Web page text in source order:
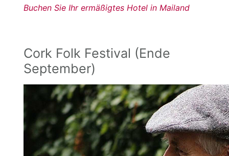
Buchen Sie Ihr ermäßigtes Hotel in Mailand
Cork Folk Festival (Ende
September)